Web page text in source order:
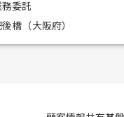
務委託
後橋（大阪府）